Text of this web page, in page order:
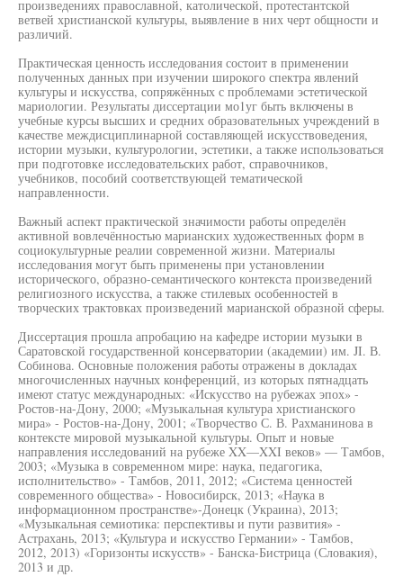
произведениях православной, католической, протестантской
ветвей христианской культуры, выявление в них черт общности и
различий.
Практическая ценность исследования состоит в применении
полученных данных при изучении широкого спектра явлений
культуры и искусства, сопряжённых с проблемами эстетической
мариологии. Результаты диссертации мо1уг быть включены в
учебные курсы высших и средних образовательных учреждений в
качестве междисциплинарной составляющей искусствоведения,
истории музыки, культурологии, эстетики, а также использоваться
при подготовке исследовательских работ, справочников,
учебников, пособий соответствующей тематической
направленности.
Важный аспект практической значимости работы определён
активной вовлечённостью марианских художественных форм в
социокультурные реалии современной жизни. Материалы
исследования могут быть применены при установлении
исторического, образно-семантического контекста произведений
религиозного искусства, а также стилевых особенностей в
творческих трактовках произведений марианской образной сферы.
Диссертация прошла апробацию на кафедре истории музыки в
Саратовской государственной консерватории (академии) им. JI. В.
Собинова. Основные положения работы отражены в докладах
многочисленных научных конференций, из которых пятнадцать
имеют статус международных: «Искусство на рубежах эпох» -
Ростов-на-Дону, 2000; «Музыкальная культура христианского
мира» - Ростов-на-Дону, 2001; «Творчество С. В. Рахманинова в
контексте мировой музыкальной культуры. Опыт и новые
направления исследований на рубеже XX—XXI веков» — Тамбов,
2003; «Музыка в современном мире: наука, педагогика,
исполнительство» - Тамбов, 2011, 2012; «Система ценностей
современного общества» - Новосибирск, 2013; «Наука в
информационном пространстве»-Донецк (Украина), 2013;
«Музыкальная семиотика: перспективы и пути развития» -
Астрахань, 2013; «Культура и искусство Германии» - Тамбов,
2012, 2013) «Горизонты искусств» - Банска-Бистрица (Словакия),
2013 и др.